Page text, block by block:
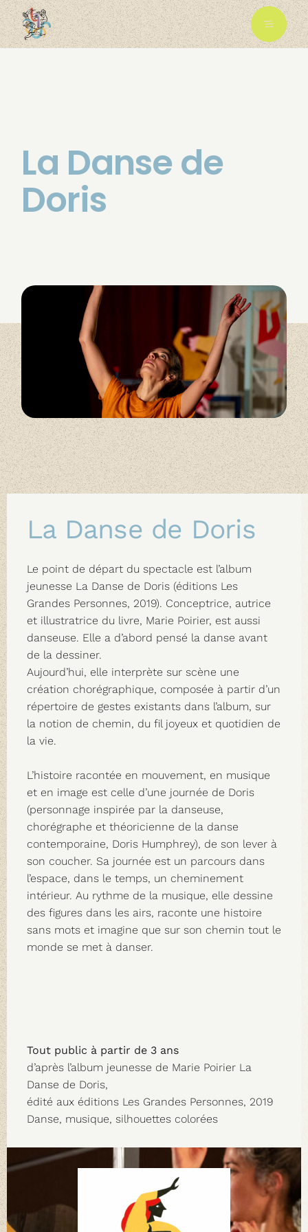
La Danse de
Doris
La Danse de Doris
Le point de départ du spectacle est l’album
jeunesse La Danse de Doris (éditions Les
Grandes Personnes, 2019). Conceptrice, autrice
et illustratrice du livre, Marie Poirier, est aussi
danseuse. Elle a d’abord pensé la danse avant
de la dessiner.
Aujourd’hui, elle interprète sur scène une
création chorégraphique, composée à partir d’un
répertoire de gestes existants dans l’album, sur
la notion de chemin, du fil joyeux et quotidien de
la vie.
L’histoire racontée en mouvement, en musique
et en image est celle d’une journée de Doris
(personnage inspirée par la danseuse,
chorégraphe et théoricienne de la danse
contemporaine, Doris Humphrey), de son lever à
son coucher. Sa journée est un parcours dans
l’espace, dans le temps, un cheminement
intérieur. Au rythme de la musique, elle dessine
des figures dans les airs, raconte une histoire
sans mots et imagine que sur son chemin tout le
monde se met à danser.
Tout public à partir de 3 ans
d’après l’album jeunesse de Marie Poirier La
Danse de Doris,
édité aux éditions Les Grandes Personnes, 2019
Danse, musique, silhouettes colorées